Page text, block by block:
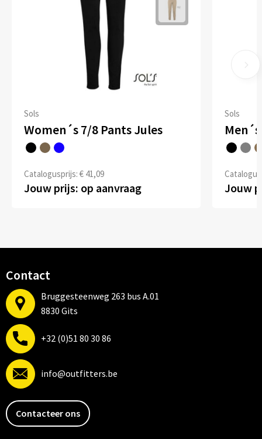
Sols
Women´s 7/8 Pants Jules
Catalogusprijs: € 41,09
Jouw prijs: op aanvraag
Sols
Jouw
Contact
Bruggesteenweg 263 bus A.01
8830 Gits
+32 (0)51 80 30 86
info@outfitters.be
Contacteer ons